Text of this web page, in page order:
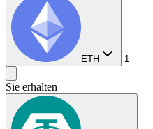
ETH
Sie erhalten